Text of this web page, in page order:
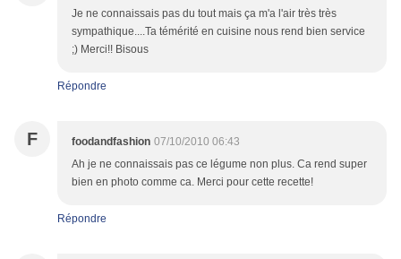
Je ne connaissais pas du tout mais ça m'a l'air très très
sympathique....Ta témérité en cuisine nous rend bien service
;) Merci!! Bisous
Répondre
F foodandfashion 07/10/2010 06:43
Ah je ne connaissais pas ce légume non plus. Ca rend super
bien en photo comme ca. Merci pour cette recette!
Répondre